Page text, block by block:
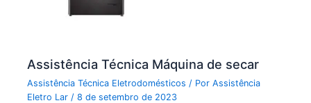
Assistência Técnica Máquina de secar
Assistência Técnica Eletrodomésticos / PorAssistência
Eletro Lar /8 de setembro de 2023